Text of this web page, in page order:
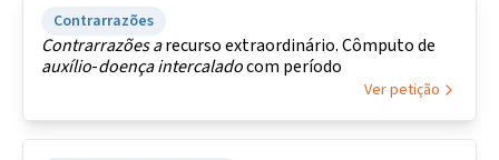
Contrarrazões
Contrarrazõesarecurso extraordinário. Cômputo de
auxílio-doençaintercaladocom período
Ver petição